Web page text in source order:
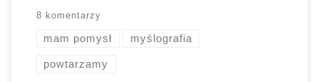
8 komentarzy
mam pomysł myślografia
powtarzamy